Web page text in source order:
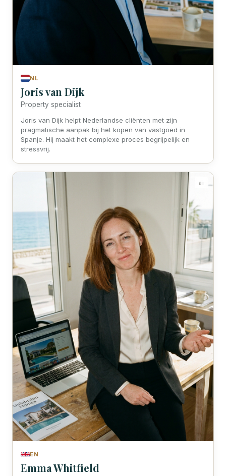
NL
Joris van Dijk
Property specialist
Joris van Dijk helpt Nederlandse cliënten met zijn
pragmatische aanpak bij het kopen van vastgoed in
Spanje. Hij maakt het complexe proces begrijpelijk en
stressvrij.
ai
EN
Emma Whitfield